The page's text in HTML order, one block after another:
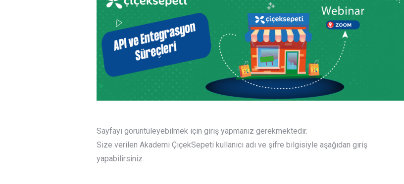
Sayfayı görüntüleyebilmek için giriş yapmanız gerekmektedir.
Size verilen Akademi ÇiçekSepeti kullanıcı adı ve şifre bilgisiyle aşağıdan giriş
yapabilirsiniz.